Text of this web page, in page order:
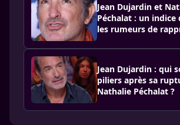
Jean Dujardin et
Péchalat : un indice
les rumeurs de
Jean Dujardin : qui
piliers après sa
Nathalie Péchalat ?